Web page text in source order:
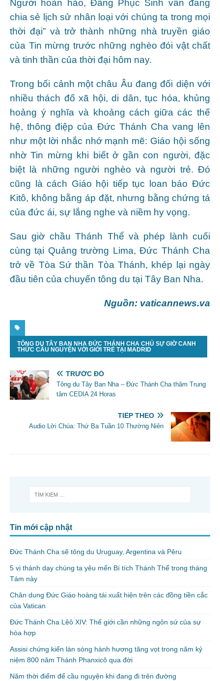
Người hoàn hảo, Đấng Phục Sinh vẫn đang
chia sẻ lịch sử nhân loại với chúng ta trong mọi
thời đại” và trở thành những nhà truyền giáo
của Tin mừng trước những nghèo đói vật chất
và tinh thần của thời đại hôm nay.
Trong bối cảnh một châu Âu đang đối diện với
nhiều thách đố xã hội, di dân, tục hóa, khủng
hoảng ý nghĩa và khoảng cách giữa các thế
hệ, thông điệp của Đức Thánh Cha vang lên
như một lời nhắc nhớ mạnh mẽ: Giáo hội sống
nhờ Tin mừng khi biết ở gần con người, đặc
biệt là những người nghèo và người trẻ. Đó
cũng là cách Giáo hội tiếp tục loan báo Đức
Kitô, không bằng áp đặt, nhưng bằng chứng tá
của đức ái, sự lắng nghe và niềm hy vọng.
Sau giờ chầu Thánh Thể và phép lành cuối
cùng tại Quảng trường Lima, Đức Thánh Cha
trở về Tòa Sứ thần Tòa Thánh, khép lại ngày
đầu tiên của chuyến tông du tại Tây Ban Nha.
Nguồn: vaticannews.va
TÔNG DU TÂY BAN NHA ĐỨC THÁNH CHA CHỦ SỰ GIỜ CANH
THỨC CẦU NGUYỆN VỚI GIỚI TRẺ TẠI MADRID
TRƯỚC ĐÓ
Tông du Tây Ban Nha – Đức Thánh Cha thăm Trung
tâm CEDIA 24 Horas
TIẾP THEO
Audio Lời Chúa: Thứ Ba Tuần 10 Thường Niên
Tin mới cập nhật
Đức Thánh Cha sẽ tông du Uruguay, Argentina và Pêru
5 vị thánh dạy chúng ta yêu mến Bí tích Thánh Thể trong tháng
Tám này
Chân dung Đức Giáo hoàng tái xuất hiện trên các đồng tiền cắc
của Vatican
Đức Thánh Cha Lêô XIV: Thế giới cần những ngôn sứ của sự
hòa hợp
Assisi chứng kiến làn sóng hành hương tăng vọt trong năm kỷ
niệm 800 năm Thánh Phanxicô qua đời
Năm thời điểm để cầu nguyện khi đang đi trên đường